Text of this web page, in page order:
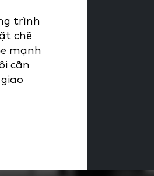
trình
chẽ
mạnh
cần